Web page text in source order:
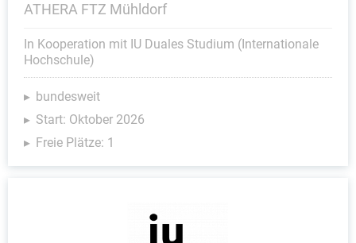
ATHERA FTZ Mühldorf
In Kooperation mit IU Duales Studium (Internationale
Hochschule)
bundesweit
Start: Oktober 2026
Freie Plätze: 1